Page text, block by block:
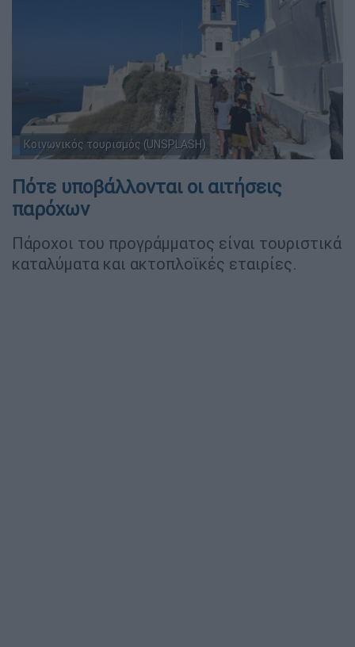
Κοινωνικός τουρισμός (UNSPLASH)
Πότε υποβάλλονται οι αιτήσεις
παρόχων
Πάροχοι του προγράμματος είναι τουριστικά
καταλύματα και ακτοπλοϊκές εταιρίες.